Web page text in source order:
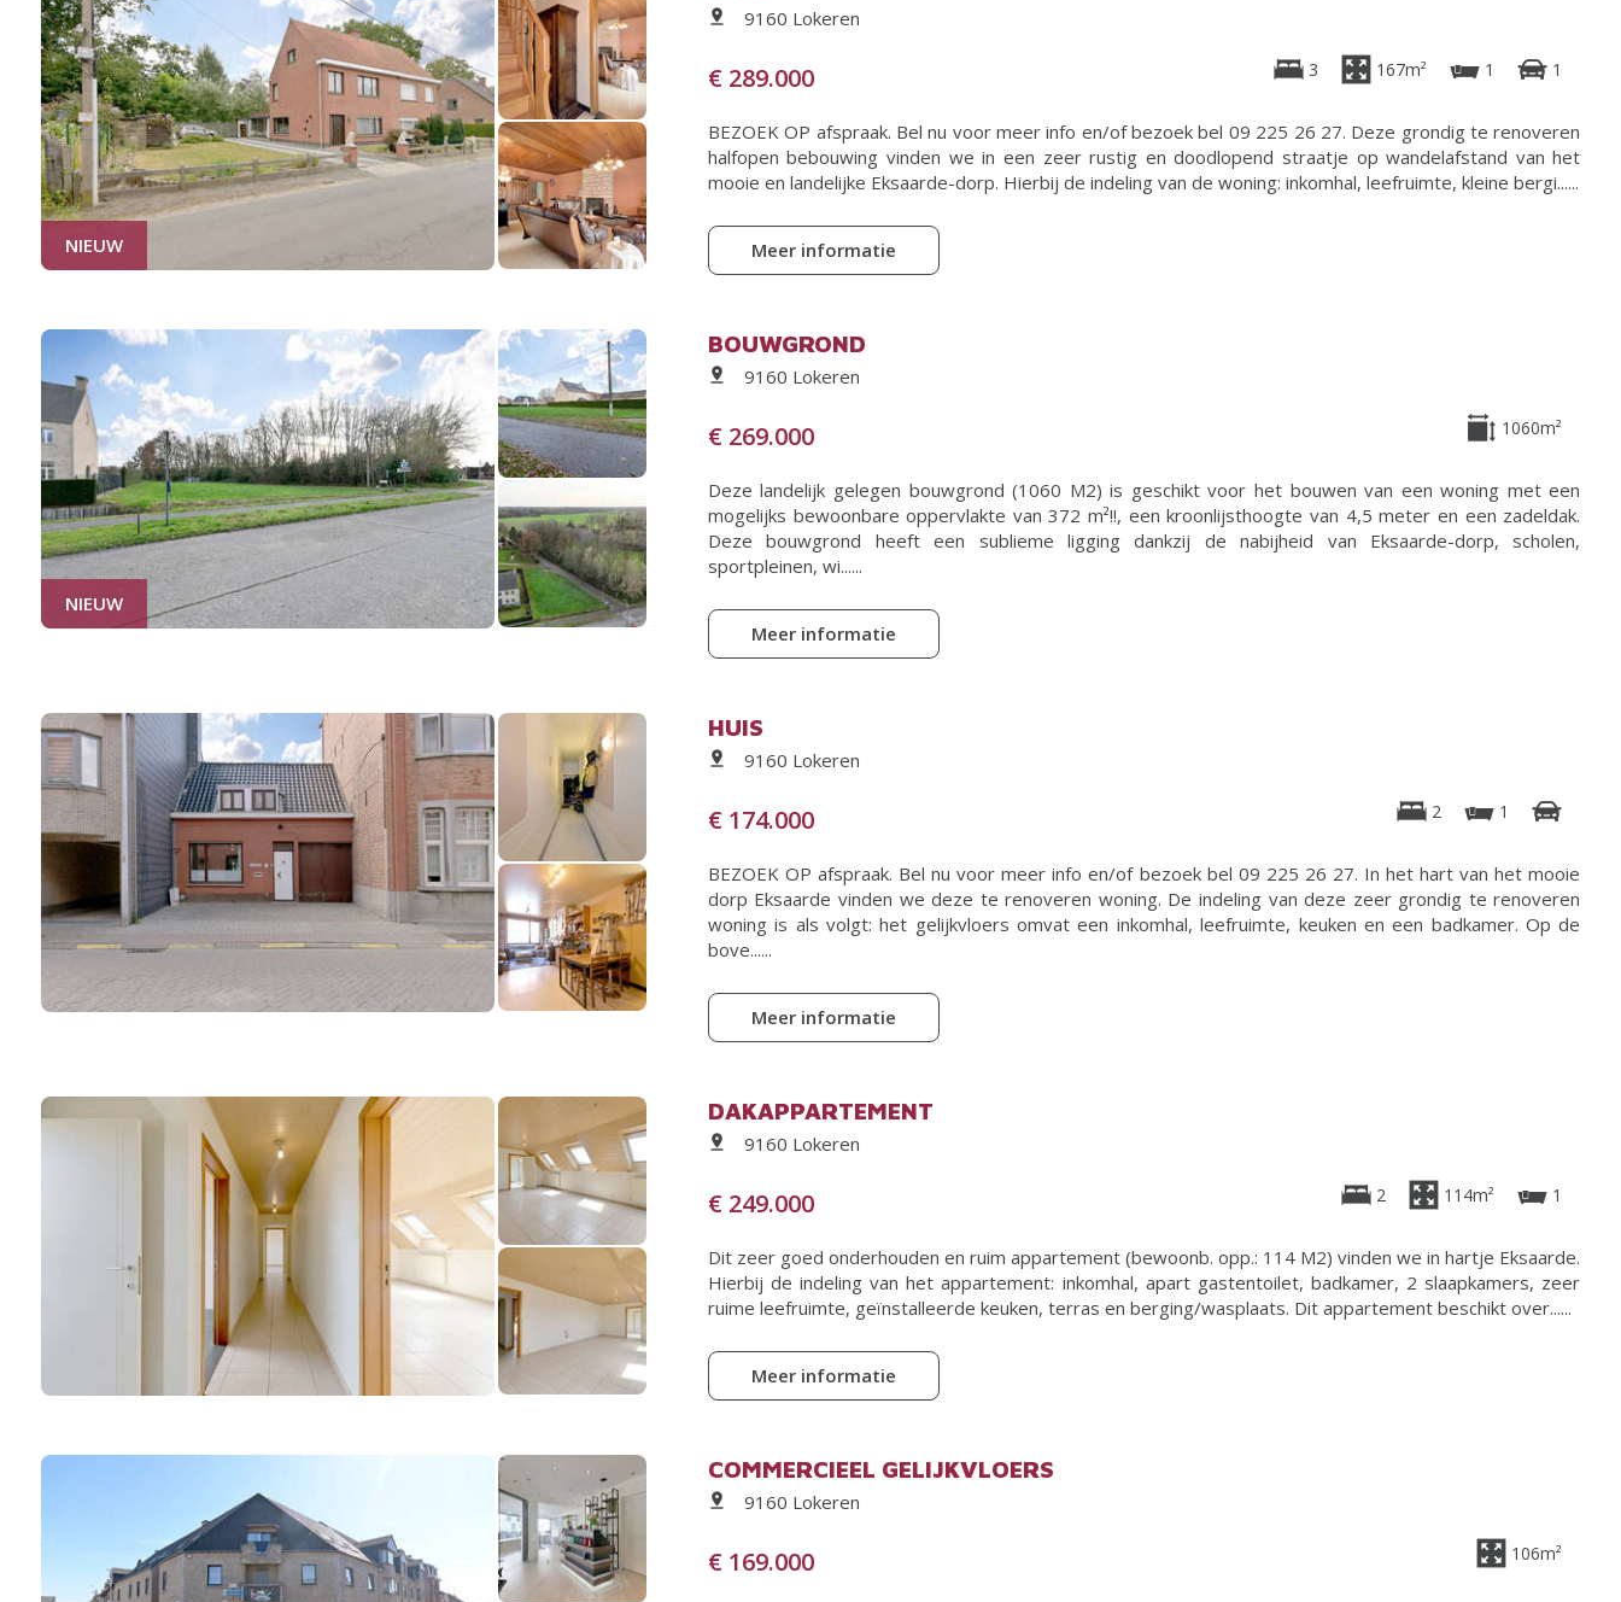
NIEUW
9160 Lokeren
€ 289.000 3 167m² 1 1
BEZOEK OP afspraak. Bel nu voor meer info en/of bezoek bel 09 225 26 27. Deze grondig te renoveren
halfopen bebouwing vinden we in een zeer rustig en doodlopend straatje op wandelafstand van het
mooie en landelijke Eksaarde-dorp. Hierbij de indeling van de woning: inkomhal, leefruimte, kleine bergi......
Meer informatie
NIEUW
BOUWGROND
9160 Lokeren
€ 269.000 1060m²
Deze landelijk gelegen bouwgrond (1060 M2) is geschikt voor het bouwen van een woning met een
mogelijks bewoonbare oppervlakte van 372 m²!!, een kroonlijsthoogte van 4,5 meter en een zadeldak.
Deze bouwgrond heeft een sublieme ligging dankzij de nabijheid van Eksaarde-dorp, scholen,
sportpleinen, wi......
Meer informatie
HUIS
9160 Lokeren
€ 174.000 2 1
BEZOEK OP afspraak. Bel nu voor meer info en/of bezoek bel 09 225 26 27. In het hart van het mooie
dorp Eksaarde vinden we deze te renoveren woning. De indeling van deze zeer grondig te renoveren
woning is als volgt: het gelijkvloers omvat een inkomhal, leefruimte, keuken en een badkamer. Op de
bove......
Meer informatie
DAKAPPARTEMENT
9160 Lokeren
€ 249.000 2 114m² 1
Dit zeer goed onderhouden en ruim appartement (bewoonb. opp.: 114 M2) vinden we in hartje Eksaarde.
Hierbij de indeling van het appartement: inkomhal, apart gastentoilet, badkamer, 2 slaapkamers, zeer
ruime leefruimte, geïnstalleerde keuken, terras en berging/wasplaats. Dit appartement beschikt over......
Meer informatie
COMMERCIEEL GELIJKVLOERS
9160 Lokeren
€ 169.000 106m²